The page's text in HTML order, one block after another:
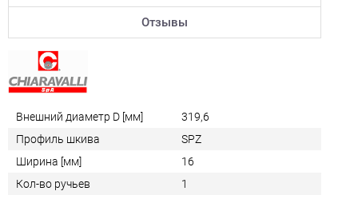
Отзывы
Внешний диаметр D [мм]
319,6
Профиль шкива
SPZ
Ширина [мм]
16
Кол-во ручьев
1